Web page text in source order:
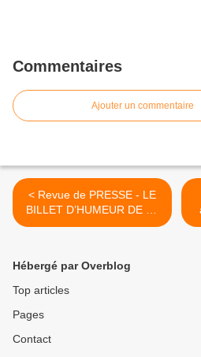
Commentaires
Ajouter un commentaire
< Revue de PRESSE - LE
BILLET D’HUMEUR DE LA
REDAC
Hébergé par Overblog
Top articles
Pages
Contact